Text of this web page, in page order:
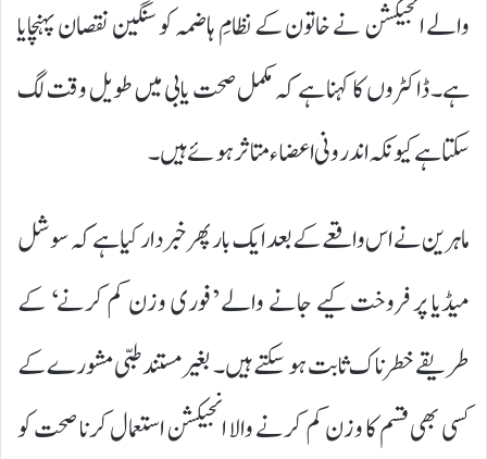
والے انجیکشن نے خاتون کے نظامِ ہاضمہ کو سنگین نقصان پہنچایا
ہے۔ ڈاکٹروں کا کہنا ہے کہ مکمل صحت یابی میں طویل وقت لگ
سکتا ہے کیونکہ اندرونی اعضاء متاثر ہوئے ہیں۔
ماہرین نے اس واقعے کے بعد ایک بار پھر خبردار کیا ہے کہ سوشل
میڈیا پر فروخت کیے جانے والے ’فوری وزن کم کرنے‘ کے
طریقے خطرناک ثابت ہو سکتے ہیں۔ بغیر مستند طبی مشورے کے
کسی بھی قسم کا وزن کم کرنے والا انجیکشن استعمال کرنا صحت کو